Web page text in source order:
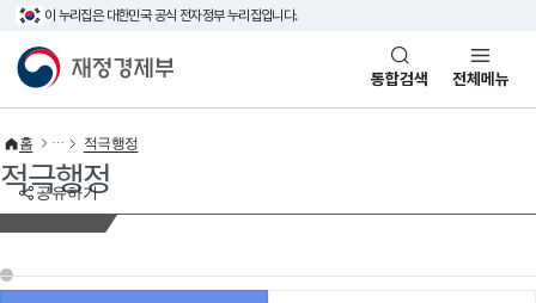
이 누리집은 대한민국 공식 전자정부 누리집입니다.
재정경제부(www.mofe.go.kr)통합검색 전체메뉴
공유하기
홈 적극행정
적극행정